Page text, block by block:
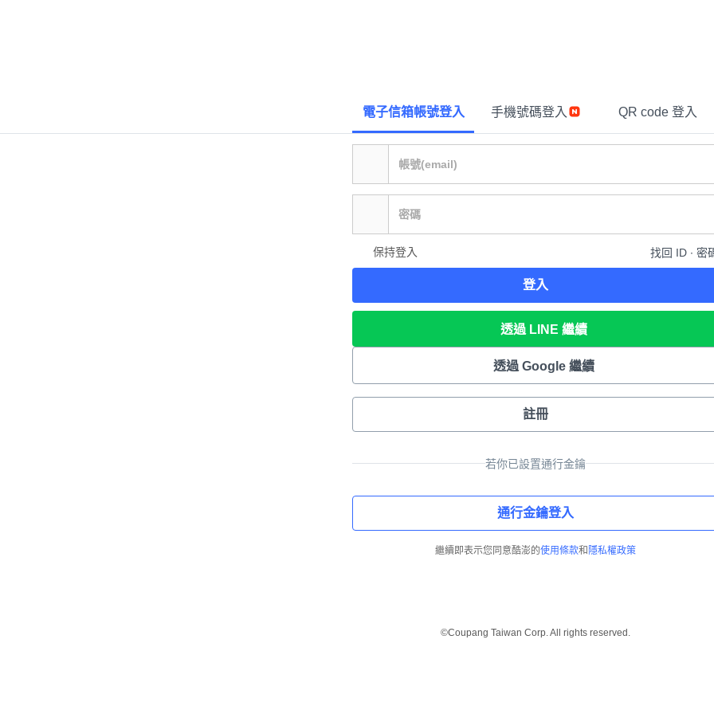
電子信箱帳號登入 手機號碼登入 QR code 登入
保持登入 找回 ID ∙ 密
登入
透過 LINE 繼續
透過 Google 繼續
註冊
若你已設置通行金鑰
通行金鑰登入
繼續即表示您同意酷澎的使用條款和 隱私權政策
©Coupang Taiwan Corp. All rights reserved.